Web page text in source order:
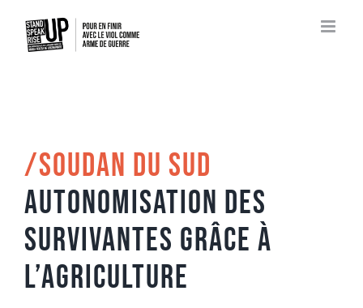
/SOUDAN DU SUD
Autonomisation des
Survivantes grâce à
l’agriculture